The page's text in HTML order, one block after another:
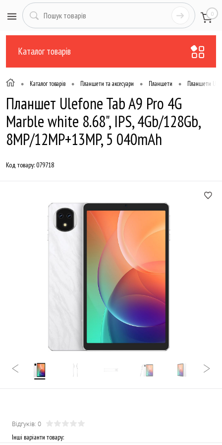
0
Каталог товарів
• Каталог товарів • Планшети та аксесуари • Планшети • Планшети
Планшет Ulefone Tab A9 Pro 4G
Marble white 8.68", IPS, 4Gb/128Gb,
8MP/12MP+13MP, 5 040mAh
Код товару:079718
Відгуків: 0
Інші варіанти товару: